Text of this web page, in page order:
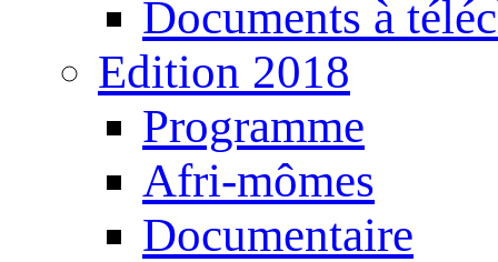
Documents à
Edition 2018
Programme
Afri-mômes
Documentaire